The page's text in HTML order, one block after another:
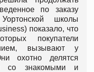
по заказу
школы
показало, что
покупатели
вызывают у
охотно делятся
со знакомыми и